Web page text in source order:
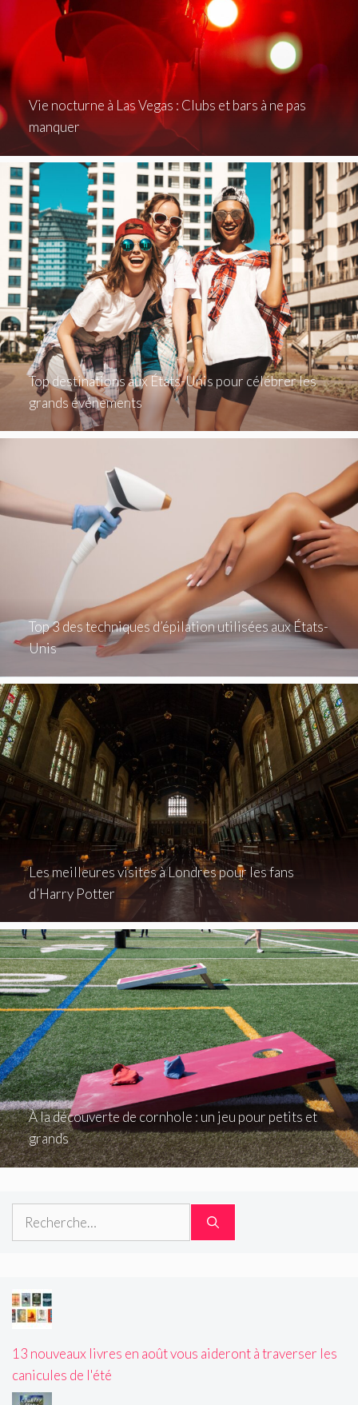
Vie nocturne à Las Vegas : Clubs et bars à ne pas
manquer
Top destinations aux États-Unis pour célébrer les
grands événements
Top 3 des techniques d’épilation utilisées aux États-
Unis
Les meilleures visites à Londres pour les fans
d’Harry Potter
À la découverte de cornhole : un jeu pour petits et
grands
Rechercher :
13 nouveaux livres en août vous aideront à traverser les
canicules de l'été